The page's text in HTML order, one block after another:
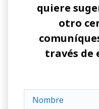
quiere
otro
través de